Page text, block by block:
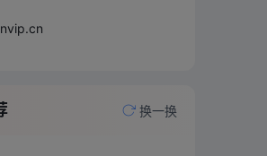
换一换